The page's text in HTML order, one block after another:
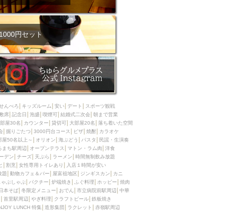
店可
サプライズ
時間無制飲み放題
ース 地中海料理
鍋
入店１時間が安い
野菜巻き串
区
ジンギスカン
イタリアン
古島駅周辺
炉端焼き
ふぐ料理
キング（ビュッフェ）
限定メニュー
おでん
牛串焼き
駅周辺
やぎ料理
駅周辺
小禄駅周辺
LUNCH 特集
造形集団
円セット
んべろ キッズルーム 安い デート
スポーツ観戦
席 記念日 泡盛 喫煙可 結婚式二次会 朝まで営業
屋30名 カウンター 貸切可 大部屋20名
落ち着いた空間
掘りごたつ 3000円台コース ピザ 焼酎
カラオケ
屋50名以上～ オリオン 海ぶどう パスタ
民謡・生演奏
まち駅周辺 オープンテラス マトン・ラム肉
洋食
デン チーズ 天ぷら ラーメン
時間無制飲み放題
割烹 女性専用トイレあり
入店１時間が安い
題 動物カフェ＆バー 屋富祖地区 ジンギスカン
カニ
ゃぶしゃぶ パクチー 炉端焼き ふぐ料理 ホッピー
焼肉
日本そば 冬限定メニュー おでん 市立病院前駅周辺
中華
首里駅周辺 やぎ料理 クラフトビール 鉄板焼き
LUNCH 特集 造形集団 ラクレット 赤嶺駅周辺